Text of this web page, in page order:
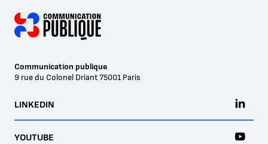
Communication publique
9 rue du Colonel Driant75001 Paris
LINKEDIN
YOUTUBE